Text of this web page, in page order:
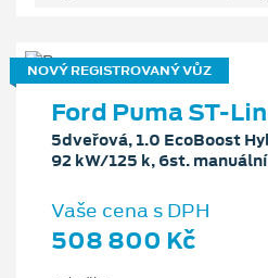
NOVÝ REGISTROVANÝ VŮZ
Ford Puma ST-
5dveřová, 1.0 EcoBoost
92 kW/125 k, 6st. manuální
Vaše cena s DPH
508 800 Kč